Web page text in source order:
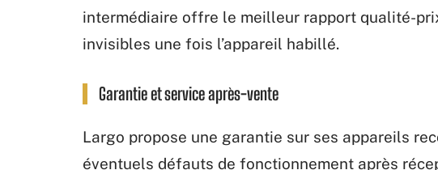
intermédiaire offre le meilleur rapport qualité-
invisibles une fois l’appareil habillé.
Garantie et service après-vente
Largo propose une garantie sur ses appareils
éventuels défauts de fonctionnement après